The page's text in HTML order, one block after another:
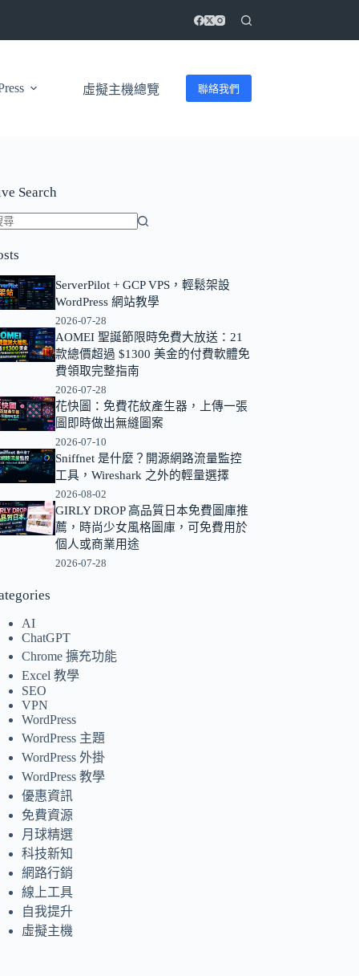
虛擬主機總覽 聯絡我們
Search
ServerPilot + GCP VPS，輕鬆架設
WordPress 網站教學
2026-07-28
AOMEI 聖誕節限時免費大放送：21
款總價超過 $1300 美金的付費軟體免
費領取完整指南
2026-07-28
花快圖：免費花紋產生器，上傳一張
圖即時做出無縫圖案
2026-07-10
Sniffnet 是什麼？開源網路流量監控
工具，Wireshark 之外的輕量選擇
2026-08-02
GIRLY DROP 高品質日本免費圖庫推
薦，時尚少女風格圖庫，可免費用於
個人或商業用途
2026-07-28
AI
ChatGPT
Chrome 擴充功能
Excel 教學
SEO
VPN
WordPress
WordPress 主題
WordPress 外掛
WordPress 教學
優惠資訊
免費資源
月球精選
科技新知
網路行銷
線上工具
自我提升
虛擬主機